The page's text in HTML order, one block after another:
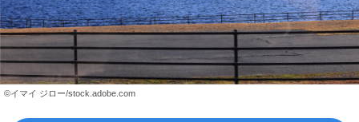
©イマイ ジロー/stock.adobe.com